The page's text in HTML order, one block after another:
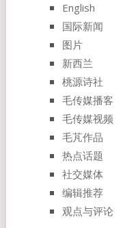
English
国际新闻
图片
新西兰
桃源诗社
毛传媒播客
毛传媒视频
毛芃作品
热点话题
社交媒体
编辑推荐
观点与评论